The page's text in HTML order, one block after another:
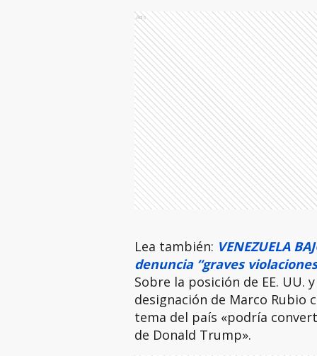
Ads
Lea también: VENEZUELA
denuncia “graves
Sobre la posición de EE. UU.
designación de Marco Rubio
tema del país «podría
de Donald Trump».